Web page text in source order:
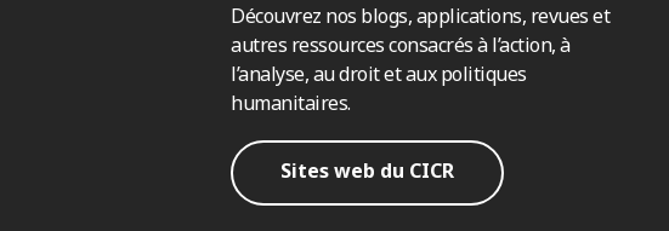
Découvrez nos blogs, applications, revues et
autres ressources consacrés à l’action, à
l’analyse, au droit et aux politiques
humanitaires.
Sites web du CICR